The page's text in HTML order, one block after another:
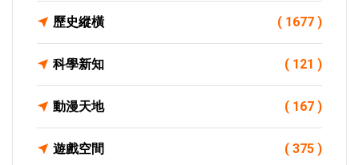
歷史縱橫 ( 1677 )
科學新知 ( 121 )
動漫天地 ( 167 )
遊戲空間 ( 375 )